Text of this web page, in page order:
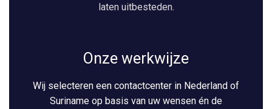
laten uitbesteden.
Onze werkwijze
Wij selecteren een contactcenter in Nederland of
Suriname op basis van uw wensen én de